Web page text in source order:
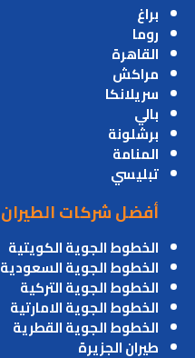
براغ
روما
القاهرة
مراكش
سريلانكا
بالي
برشلونة
المنامة
تبليسي
أفضل شركات الطيران
الخطوط الجوية الكويتية
الخطوط الجوية السعودية
الخطوط الجوية التركية
الخطوط الجوية الامارتية
الخطوط الجوية القطرية
طيران الجزيرة